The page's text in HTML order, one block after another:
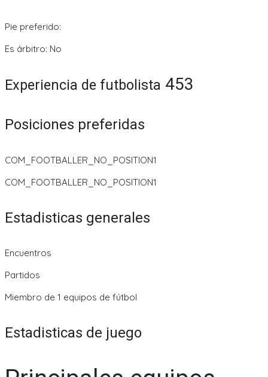
Pie preferido:
Es árbitro: No
Experiencia de futbolista 453
Posiciones preferidas
COM_FOOTBALLER_NO_POSITION1
COM_FOOTBALLER_NO_POSITION1
Estadisticas generales
Encuentros
Partidos
Miembro de 1 equipos de fútbol
Estadisticas de juego